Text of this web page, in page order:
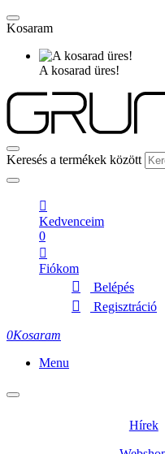
Kosaram
A kosarad üres!
Keresés a termékek között
Kedvenceim
0
Fiókom
Belépés
Regisztráció
0Kosaram
Menu
Hírek